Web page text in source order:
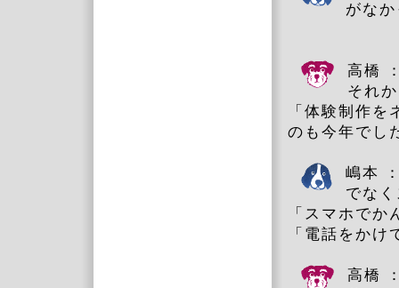
が
高橋
それ
「体験制作
のも今年でし
嶋本
でな
「スマホで
「電話をか
高橋